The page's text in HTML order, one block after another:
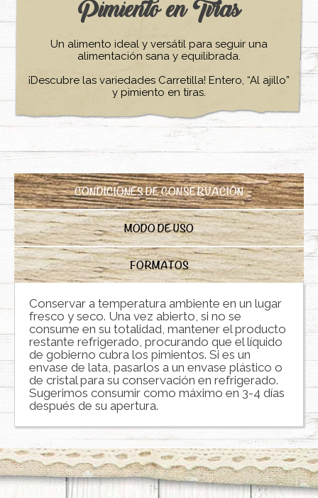
Pimiento en Tiras
Un alimento ideal y versátil para seguir una
alimentación sana y equilibrada.
¡Descubre las variedades Carretilla! Entero, “Al ajillo”
y pimiento en tiras.
CONDICIONES DE CONSERVACIÓN
MODO DE USO
FORMATOS
Conservar a temperatura ambiente en un lugar
fresco y seco. Una vez abierto, si no se
consume en su totalidad, mantener el producto
restante refrigerado, procurando que el líquido
de gobierno cubra los pimientos. Si es un
envase de lata, pasarlos a un envase plástico o
de cristal para su conservación en refrigerado.
Sugerimos consumir como máximo en 3-4 días
después de su apertura.